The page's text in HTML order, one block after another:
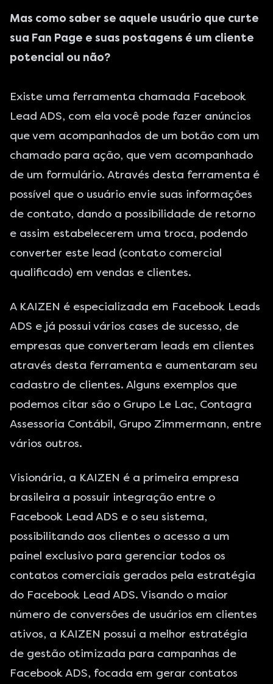
Mas como saber se aquele usuário que curte
sua Fan Page e suas postagens é um cliente
potencial ou não?
Existe uma ferramenta chamada Facebook
Lead ADS, com ela você pode fazer anúncios
que vem acompanhados de um botão com um
chamado para ação, que vem acompanhado
de um formulário. Através desta ferramenta é
possível que o usuário envie suas informações
de contato, dando a possibilidade de retorno
e assim estabelecerem uma troca, podendo
converter este lead (contato comercial
qualificado) em vendas e clientes.
A KAIZEN é especializada em Facebook Leads
ADS e já possui vários cases de sucesso, de
empresas que converteram leads em clientes
através desta ferramenta e aumentaram seu
cadastro de clientes. Alguns exemplos que
podemos citar são o Grupo Le Lac, Contagra
Assessoria Contábil, Grupo Zimmermann, entre
vários outros.
Visionária, a KAIZEN é a primeira empresa
brasileira a possuir integração entre o
Facebook Lead ADS e o seu sistema,
possibilitando aos clientes o acesso a um
painel exclusivo para gerenciar todos os
contatos comerciais gerados pela estratégia
do Facebook Lead ADS. Visando o maior
número de conversões de usuários em clientes
ativos, a KAIZEN possui a melhor estratégia
de gestão otimizada para campanhas de
Facebook ADS, focada em gerar contatos